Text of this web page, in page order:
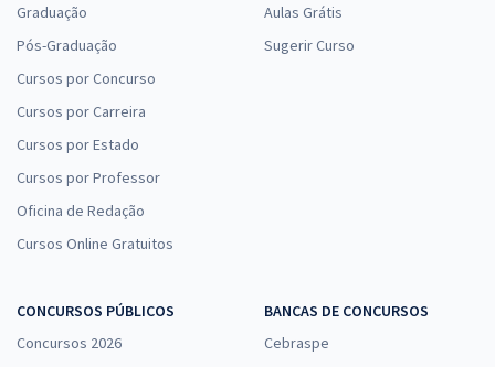
Graduação
Pós-Graduação
Cursos por Concurso
Cursos por Carreira
Cursos por Estado
Cursos por Professor
Oficina de Redação
Cursos Online Gratuitos
Aulas Grátis
Sugerir Curso
CONCURSOS PÚBLICOS
Concursos 2026
BANCAS DE CONCURSOS
Cebraspe